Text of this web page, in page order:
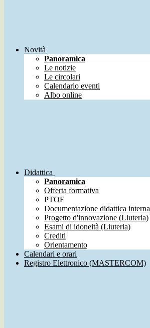
Novità
Panoramica
Le notizie
Le circolari
Calendario eventi
Albo online
Didattica
Panoramica
Offerta formativa
PTOF
Documentazione didattica interna
Progetto d'innovazione (Liuteria)
Esami di idoneità (Liuteria)
Crediti
Orientamento
Calendari e orari
Registro Elettronico (MASTERCOM)